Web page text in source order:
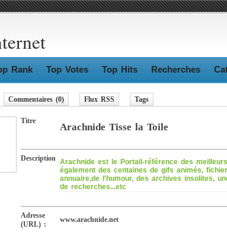
Rank Top Votes Top Hits Recherches
Commentaires (0) Flux RSS Tags
Titre
Arachnide Tisse la Toile
Description Arachnide est le Portail-référence des
également des centaines de gifs animés,
annuaire,de l'humour, des archives insolites,
de recherches...etc
Adresse
(URL) :
www.arachnide.net